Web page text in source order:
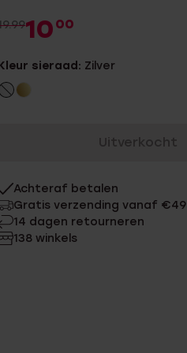
10 00
sieraad: Zilver
Uitverkocht
Achteraf betalen
Gratis verzending vanaf €49
14 dagen retourneren
138 winkels